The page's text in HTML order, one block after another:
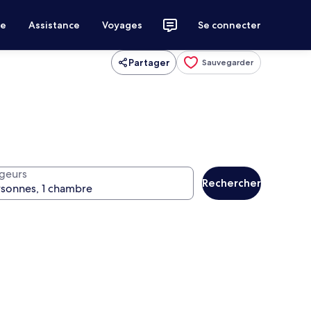
Assistance Voyages Se connecter
Partager Sauvegarder
Rechercher